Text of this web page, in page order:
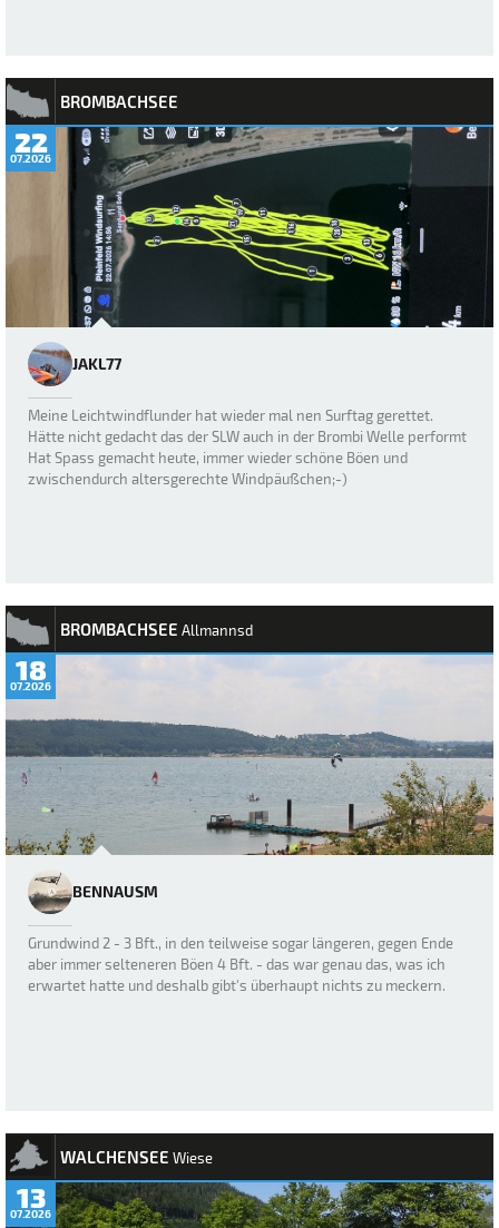
BROMBACHSEE
22
07.2026
JAKL77
Meine Leichtwindflunder hat wieder mal nen Surftag gerettet.
Hätte nicht gedacht das der SLW auch in der Brombi Welle performt
Hat Spass gemacht heute, immer wieder schöne Böen und
zwischendurch altersgerechte Windpäußchen;-)
BROMBACHSEE Allmannsd
18
07.2026
BENNAUSM
Grundwind 2 - 3 Bft., in den teilweise sogar längeren, gegen Ende
aber immer selteneren Böen 4 Bft. - das war genau das, was ich
erwartet hatte und deshalb gibt's überhaupt nichts zu meckern.
WALCHENSEE Wiese
13
07.2026